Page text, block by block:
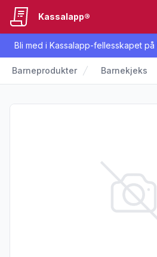
Bli med i Kassalapp-fellesskapet på
Kassalapp®
Barneprodukter Barnekjeks